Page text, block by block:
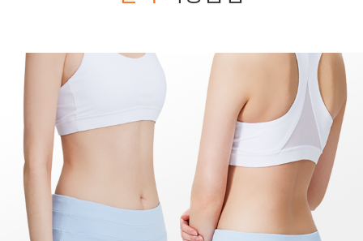
Function: view_print